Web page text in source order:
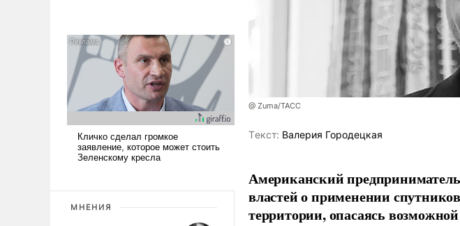
МНЕНИЯ
@ Zuma/ТАСС
Tекст: Валерия Городецкая
Американский
властей о применении
территории, опасаясь